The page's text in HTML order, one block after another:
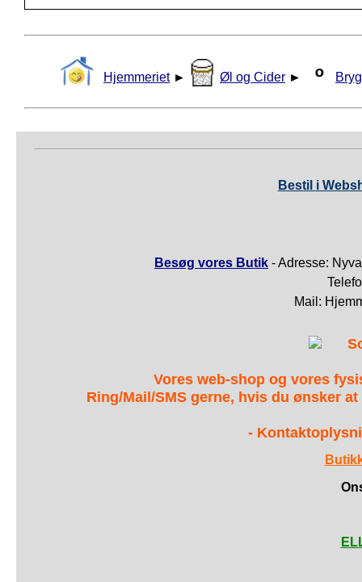
Hjemmeriet ► Øl og Cider ►
Bestil i
Besøg vores Butik - Adresse:
Mail:
Vores web-shop og vores
Ring/Mail/SMS gerne, hvis du ønsker
-